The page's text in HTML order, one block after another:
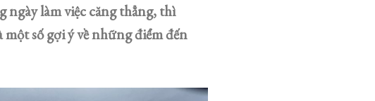
làm việc căng thẳng, thì
số gợi ý về những điểm đến